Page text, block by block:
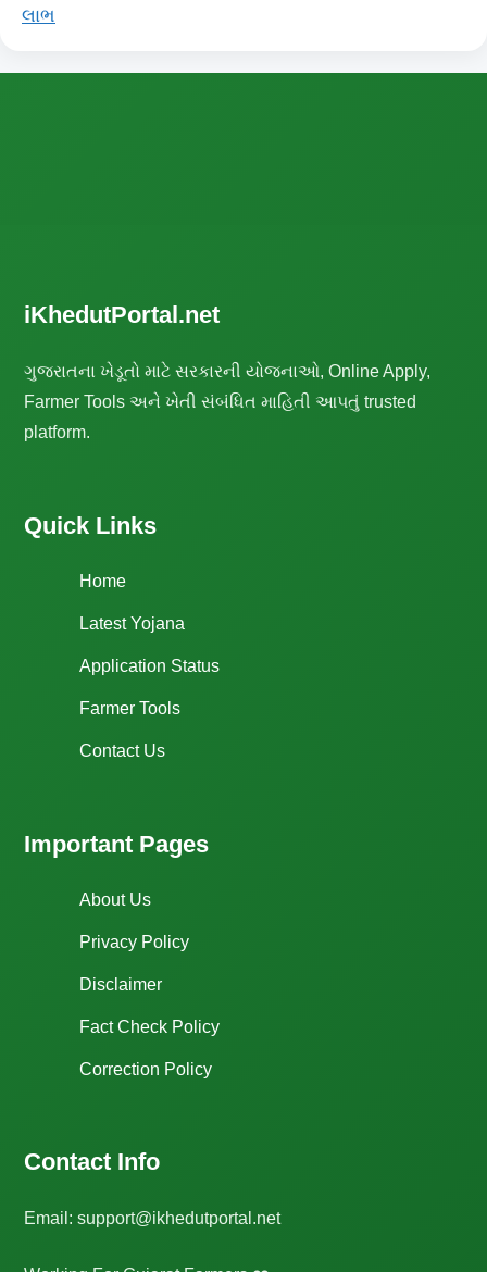
લાભ
iKhedutPortal.net
ગુજરાતના ખેડૂતો માટે સરકારની યોજનાઓ, Online Apply,
Farmer Tools અને ખેતી સંબંધિત માહિતી આપતું trusted
platform.
Quick Links
Home
Latest Yojana
Application Status
Farmer Tools
Contact Us
Important Pages
About Us
Privacy Policy
Disclaimer
Fact Check Policy
Correction Policy
Contact Info
Email: support@ikhedutportal.net